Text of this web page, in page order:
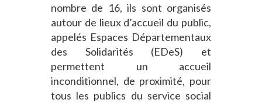
nombre de 16, ils sont organisés
autour de lieux d’accueil du public,
appelés Espaces Départementaux
des Solidarités (EDeS) et
permettent un accueil
inconditionnel, de proximité, pour
tous les publics du service social